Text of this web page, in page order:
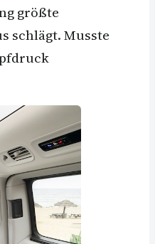
größte
schlägt. Musste